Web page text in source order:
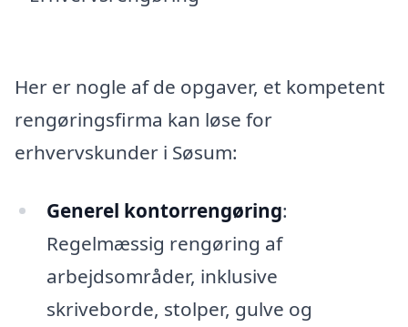
Her er nogle af de opgaver, et kompetent
rengøringsfirma kan løse for
erhvervskunder i Søsum:
Generel kontorrengøring:
Regelmæssig rengøring af
arbejdsområder, inklusive
skriveborde, stolper, gulve og